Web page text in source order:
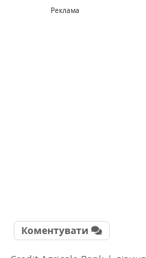
Реклама
Коментувати